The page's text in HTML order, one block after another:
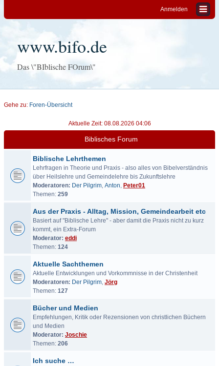
Anmelden
www.bifo.de
Das \"BIblische FOrum\"
Gehe zu: Foren-Übersicht
Aktuelle Zeit: 08.08.2026 04:06
Biblisches Forum
Biblische Lehrthemen
Lehrfragen in Theorie und Praxis - also alles von Bibelverständnis
über Heilslehre und Gemeindelehre bis Zukunftslehre
Moderatoren: Der Pilgrim, Anton, Peter01
Themen: 259
Aus der Praxis - Alltag, Mission, Gemeindearbeit etc
Basiert auf "Biblische Lehre" - aber damit die Praxis nicht zu kurz
kommt, ein Extra-Forum
Moderator: eddi
Themen: 124
Aktuelle Sachthemen
Aktuelle Entwicklungen und Vorkommnisse in der Christenheit
Moderatoren: Der Pilgrim, Jörg
Themen: 127
Bücher und Medien
Empfehlungen, Kritik oder Rezensionen von christlichen Büchern
und Medien
Moderator: Joschie
Themen: 206
Ich suche …